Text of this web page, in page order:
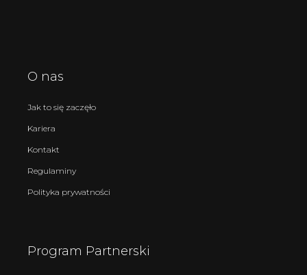
O nas
Jak to się zaczęło
Kariera
Kontakt
Regulaminy
Polityka prywatności
Program Partnerski